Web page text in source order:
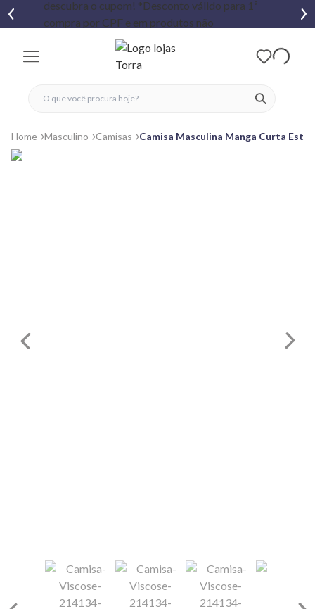
ver
fechar menu
fechar menu
favoritos
Home Masculino Camisas Camisa Masculina Manga Curta